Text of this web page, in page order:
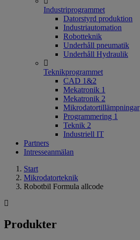
Industriprogrammet
Datorstyrd produktion
Industriautomation
Robotteknik
Underhåll pneumatik
Underhåll Hydraulik
Teknikprogrammet
CAD 1&2
Mekatronik 1
Mekatronik 2
Mikrodatortillämpningar
Programmering 1
Teknik 2
Industriell IT
Partners
Intresseanmälan
Start
Mikrodatorteknik
Robotbil Formula allcode
Produkter